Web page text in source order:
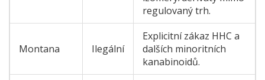
regulovaný trh.
Montana Ilegální
Explicitní zákaz HHC a
dalších minoritních
kanabinoidů.